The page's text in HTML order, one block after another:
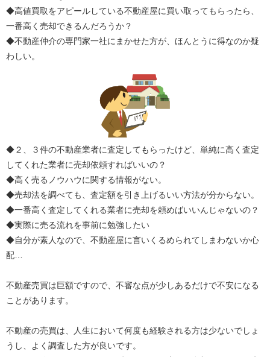
◆高値買取をアピールしている不動産屋に買い取ってもらったら、
一番高く売却できるんだろうか？
◆不動産仲介の専門家一社にまかせた方が、ほんとうに得なのか疑
わしい。
◆２、３件の不動産業者に査定してもらったけど、単純に高く査定
してくれた業者に売却依頼すればいいの？
◆高く売るノウハウに関する情報がない。
◆売却法を調べても、査定額を引き上げるいい方法が分からない。
◆一番高く査定してくれる業者に売却を頼めばいいんじゃないの？
◆実際に売る流れを事前に勉強したい
◆自分が素人なので、不動産屋に言いくるめられてしまわないか心
配…
不動産売買は巨額ですので、不審な点が少しあるだけで不安になる
ことがあります。
不動産の売買は、人生において何度も経験される方は少ないでしょ
うし、よく調査した方が良いです。